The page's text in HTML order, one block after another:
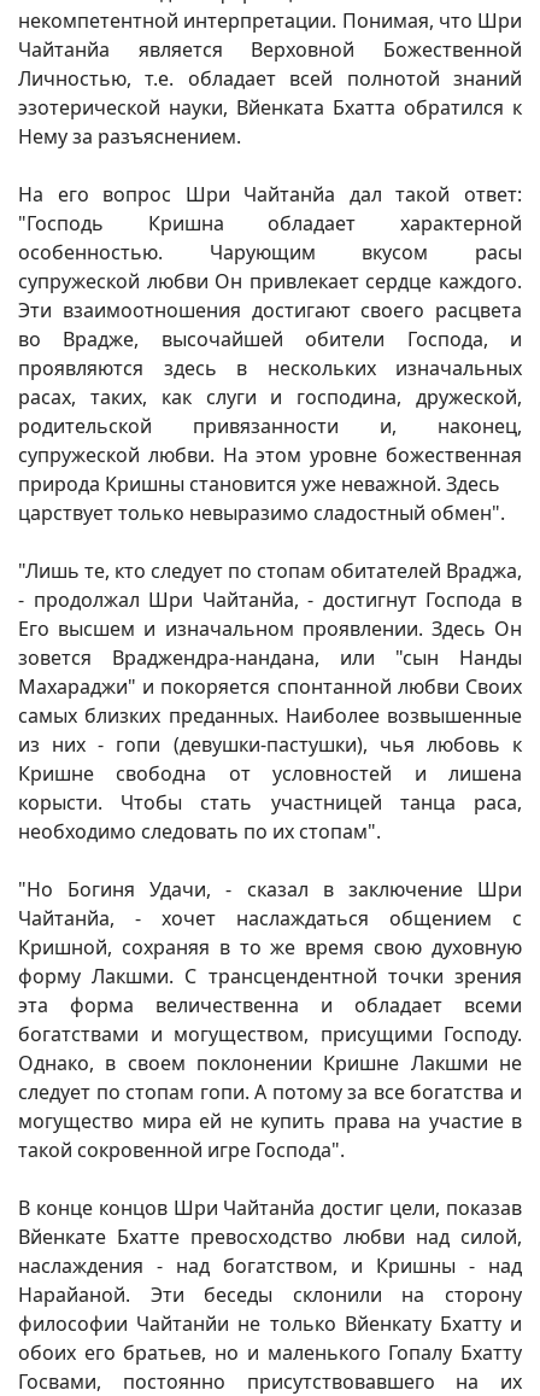
некомпетентной интерпретации. Понимая, что Шри
Чайтанйа является Верховной Божественной
Личностью, т.е. обладает всей полнотой знаний
эзотерической науки, Вйенката Бхатта обратился к
Нему за разъяснением.
На его вопрос Шри Чайтанйа дал такой ответ:
"Господь Кришна обладает характерной
особенностью. Чарующим вкусом расы
супружеской любви Он привлекает сердце каждого.
Эти взаимоотношения достигают своего расцвета
во Врадже, высочайшей обители Господа, и
проявляются здесь в нескольких изначальных
расах, таких, как слуги и господина, дружеской,
родительской привязанности и, наконец,
супружеской любви. На этом уровне божественная
природа Кришны становится уже неважной. Здесь
царствует только невыразимо сладостный обмен".
"Лишь те, кто следует по стопам обитателей Враджа,
- продолжал Шри Чайтанйа, - достигнут Господа в
Его высшем и изначальном проявлении. Здесь Он
зовется Враджендра-нандана, или "сын Нанды
Махараджи" и покоряется спонтанной любви Своих
самых близких преданных. Наиболее возвышенные
из них - гопи (девушки-пастушки), чья любовь к
Кришне свободна от условностей и лишена
корысти. Чтобы стать участницей танца раса,
необходимо следовать по их стопам".
"Но Богиня Удачи, - сказал в заключение Шри
Чайтанйа, - хочет наслаждаться общением с
Кришной, сохраняя в то же время свою духовную
форму Лакшми. С трансцендентной точки зрения
эта форма величественна и обладает всеми
богатствами и могуществом, присущими Господу.
Однако, в своем поклонении Кришне Лакшми не
следует по стопам гопи. А потому за все богатства и
могущество мира ей не купить права на участие в
такой сокровенной игре Господа".
В конце концов Шри Чайтанйа достиг цели, показав
Вйенкате Бхатте превосходство любви над силой,
наслаждения - над богатством, и Кришны - над
Нарайаной. Эти беседы склонили на сторону
философии Чайтанйи не только Вйенкату Бхатту и
обоих его братьев, но и маленького Гопалу Бхатту
Госвами, постоянно присутствовавшего на их